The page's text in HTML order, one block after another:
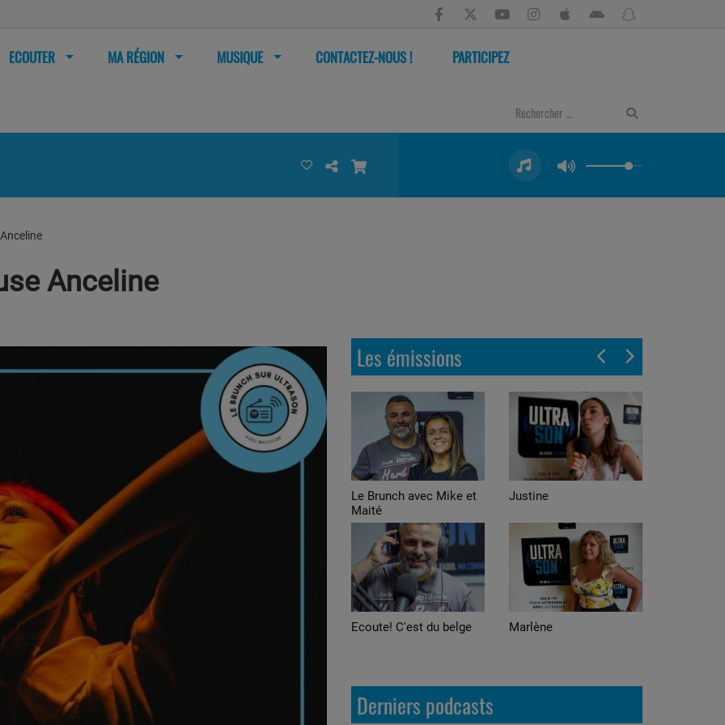
ECOUTER MA RÉGION MUSIQUE CONTACTEZ-NOUS ! PARTICIPEZ
Anceline
Les émissions
Justine
Marlène
Alexis
Adrian
Derniers podcasts